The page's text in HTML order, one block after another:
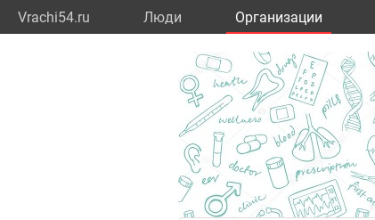
Vrachi54.ru Люди Организации